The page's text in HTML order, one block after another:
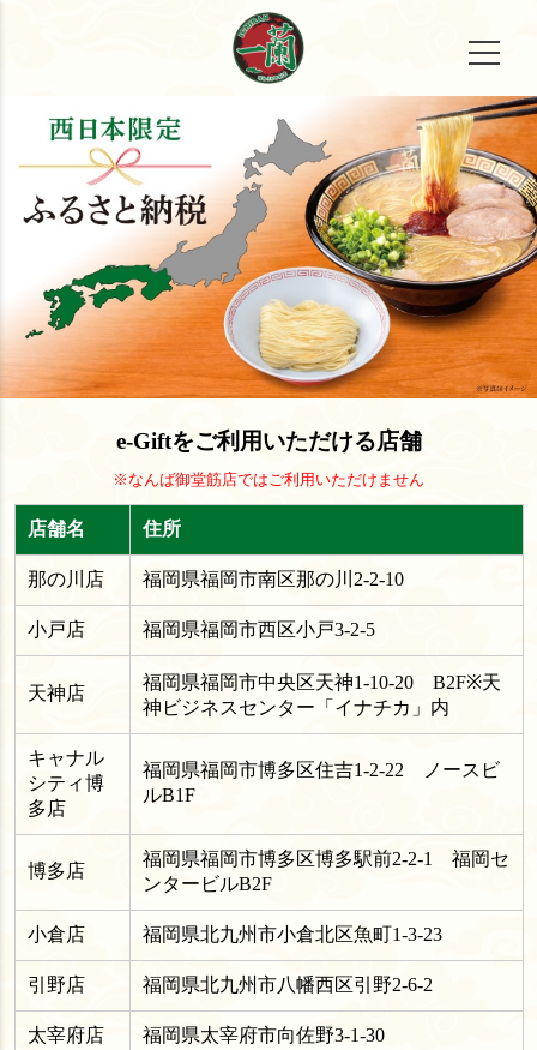
e-Giftをご利用いただける店舗
※なんば御堂筋店ではご利用いただけません
店舗名 住所
那の川店 福岡県福岡市南区那の川2-2-10
小戸店 福岡県福岡市西区小戸3-2-5
天神店
福岡県福岡市中央区天神1-10-20 B2F※天
神ビジネスセンター「イナチカ」内
キャナル
シティ博
多店
福岡県福岡市博多区住吉1-2-22 ノースビ
ルB1F
博多店
福岡県福岡市博多区博多駅前2-2-1 福岡セ
ンタービルB2F
小倉店 福岡県北九州市小倉北区魚町1-3-23
引野店 福岡県北九州市八幡西区引野2-6-2
太宰府店 福岡県太宰府市向佐野3-1-30